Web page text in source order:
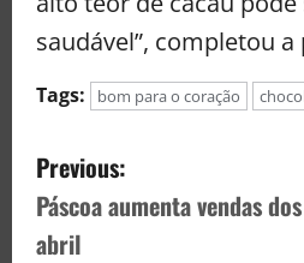
saudável”, completou
Tags: bom para o coração
Previous:
Páscoa aumenta vendas
abril